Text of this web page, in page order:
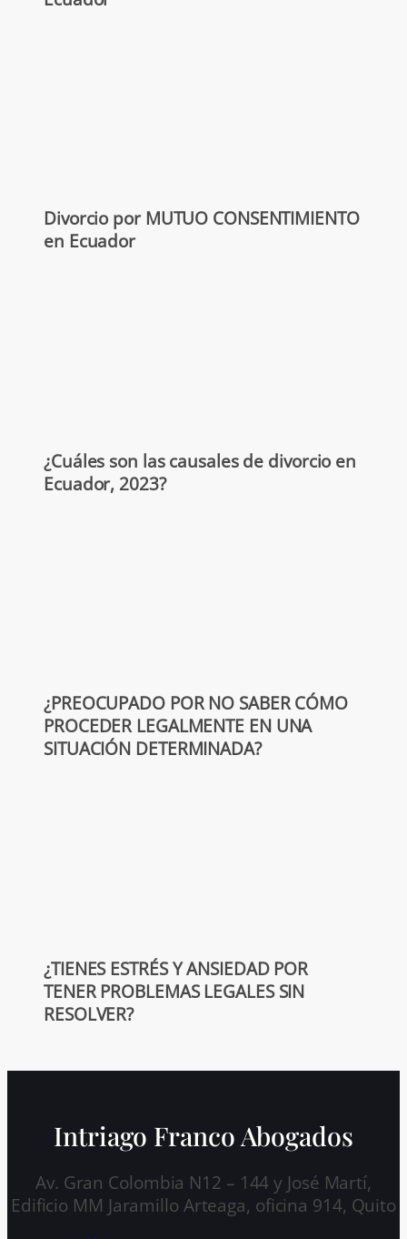
Divorcio por MUTUO CONSENTIMIENTO
en Ecuador
¿Cuáles son las causales de divorcio en
Ecuador, 2023?
¿PREOCUPADO POR NO SABER CÓMO
PROCEDER LEGALMENTE EN UNA
SITUACIÓN DETERMINADA?
¿TIENES ESTRÉS Y ANSIEDAD POR
TENER PROBLEMAS LEGALES SIN
RESOLVER?
Intriago Franco Abogados
Av. Gran Colombia N12 – 144 y José Martí,
Edificio MM Jaramillo Arteaga, oficina 914, Quito